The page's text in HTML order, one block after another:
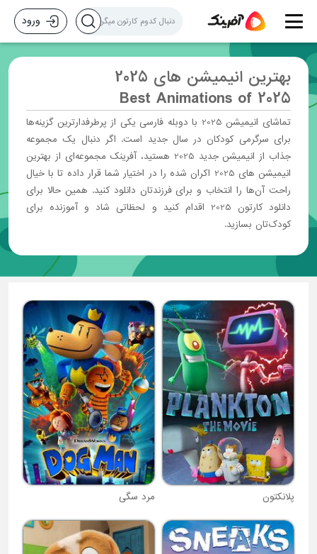
ورود
بهترین انیمیشن های 2025
Best Animations of 2025
تماشای انیمیشن 2025 با دوبله فارسی یکی از پرطرفدارترین گزینه‌ها
برای سرگرمی کودکان در سال جدید است. اگر دنبال یک مجموعه
جذاب از انیمیشن جدید 2025 هستید، آفرینک مجموعه‌ای از بهترین
انیمیشن های 2025 اکران شده را در اختیار شما قرار داده تا با خیال
راحت آن‌ها را انتخاب و برای فرزندتان دانلود کنید. همین حالا برای
دانلود کارتون 2025 اقدام کنید و لحظاتی شاد و آموزنده برای
کودک‌تان بسازید.
پلانکتون مرد سگی